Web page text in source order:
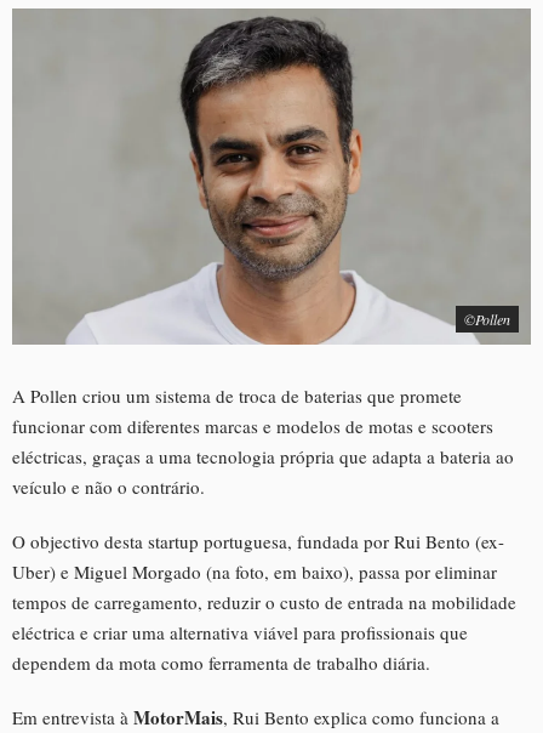
©Pollen
A Pollen criou um sistema de troca de baterias que promete
funcionar com diferentes marcas e modelos de motas e scooters
eléctricas, graças a uma tecnologia própria que adapta a bateria ao
veículo e não o contrário.
O objectivo desta startup portuguesa, fundada por Rui Bento (ex-
Uber) e Miguel Morgado (na foto, em baixo), passa por eliminar
tempos de carregamento, reduzir o custo de entrada na mobilidade
eléctrica e criar uma alternativa viável para profissionais que
dependem da mota como ferramenta de trabalho diária.
Em entrevista à MotorMais, Rui Bento explica como funciona a